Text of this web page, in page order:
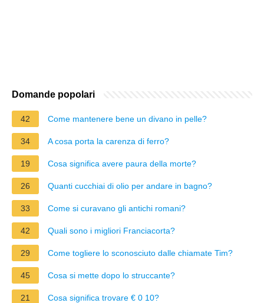
Domande popolari
42 Come mantenere bene un divano in pelle?
34 A cosa porta la carenza di ferro?
19 Cosa significa avere paura della morte?
26 Quanti cucchiai di olio per andare in bagno?
33 Come si curavano gli antichi romani?
42 Quali sono i migliori Franciacorta?
29 Come togliere lo sconosciuto dalle chiamate Tim?
45 Cosa si mette dopo lo struccante?
21 Cosa significa trovare € 0 10?